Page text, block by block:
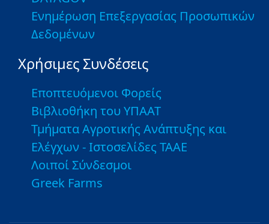
Ενημέρωση Επεξεργασίας Προσωπικών
Δεδομένων
Χρήσιμες Συνδέσεις
Εποπτευόμενοι Φορείς
Βιβλιοθήκη του ΥΠΑΑΤ
Τμήματα Αγροτικής Ανάπτυξης και
Ελέγχων - Ιστοσελίδες ΤΑΑΕ
Λοιποί Σύνδεσμοι
Greek Farms